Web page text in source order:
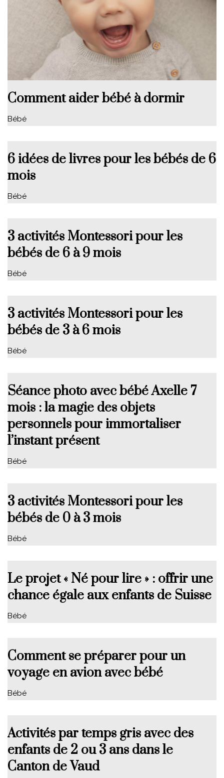
Comment aider bébé à dormir
Bébé
6 idées de livres pour les bébés de 6
mois
Bébé
3 activités Montessori pour les
bébés de 6 à 9 mois
Bébé
3 activités Montessori pour les
bébés de 3 à 6 mois
Bébé
Séance photo avec bébé Axelle 7
mois : la magie des objets
personnels pour immortaliser
l’instant présent
Bébé
3 activités Montessori pour les
bébés de 0 à 3 mois
Bébé
Le projet « Né pour lire » : offrir une
chance égale aux enfants de Suisse
Bébé
Comment se préparer pour un
voyage en avion avec bébé
Bébé
Activités par temps gris avec des
enfants de 2 ou 3 ans dans le
Canton de Vaud